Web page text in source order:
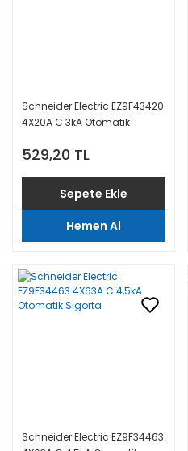
Schneider Electric EZ9F43420
4X20A C 3kA Otomatik
529,20 TL
Sepete Ekle
Hemen Al
Schneider Electric EZ9F34463